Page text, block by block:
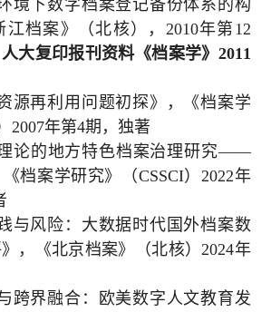
境下数字档案登记备份体系的构
档案》（北核）， 2010年第 12
人大复印报刊资料《档案学》 2011
源再利用问题初探》，《档案学
2007年第4期，独著
理论的地方特色档案治理研究——
档案学研究》（CSSCI） 2022年
与风险：大数据时代国外档案数
，《北京档案》（北核） 2024年
跨界融合：欧美数字人文教育发